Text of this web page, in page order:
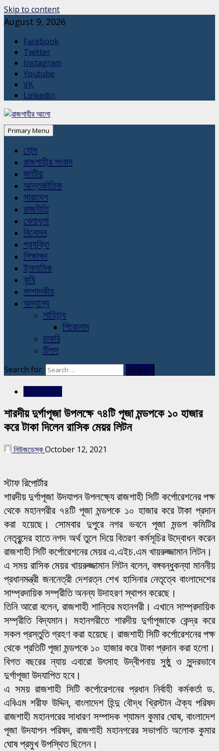
Skip to content
August 9, 2026
Facebook
Twitter
Instagram
Youtube
VK
LinkedIn
Primary Menu
হোম
রাজশাহীর সংবাদ
জাতীয়
আন্তর্জাতিক
সারাদেশ
রাজনীতি
খেলাধুলা
বিনোদন
প্রযুক্তি
শিক্ষাঙ্গন
ইসলামিক
কৃষি
সম্পাদকীয়
অন্যান্য
সাহিত্য
শিরোনাম
চাকরি
টিপস
Search for:
শারদীয় দুর্গাপূজা উপলক্ষে ৭৪টি পূজা মন্ডপকে ১০ হাজার
করে টাকা দিলেন রাসিক মেয়র লিটন
নিউজডেস্কOctober 12, 2021
স্টাফ রিপোর্টার
শারদীয় দুর্গাপূজা উদযাপন উপলক্ষ্যে রাজশাহী সিটি কর্পোরেশনের পক্ষ
থেকে মহানগরীর ৭৪টি পূজা মন্ডপকে ১০ হাজার করে টাকা প্রদান
করা হয়েছে। সোমবার দুপুরে নগর ভবনে পূজা মন্ডপ কমিটির
নেতৃবৃন্দের হাতে নগদ অর্থ তুলে দিয়ে বিতরণ কর্মসূচির উদ্বোধন করেন
রাজশাহী সিটি কর্পোরেশনের মেয়র এ.এইচ.এম খায়রুজ্জামান লিটন।
এ সময় রাসিক মেয়র খায়রুজ্জামান লিটন বলেন, বঙ্গবন্ধুকন্যা মাননীয়
প্রধানমন্ত্রী জননেত্রী দেশরত্ন শেখ হাসিনার নেতৃত্বে বাংলাদেশের
সাম্প্রদায়িক সম্প্রীতি অনন্য উদাহরণ স্থাপন করেছে।
তিনি আরো বলেন, রাজশাহী শান্তির মহানগরী। এখানে সাম্প্রদায়িক
সম্প্রীতি বিদ্যমান। মহানগরীতে শারদীয় দুর্গাপূজাকে কেন্দ্র করে
সকল প্রস্তুতি গ্রহণ করা হয়েছে। রাজশাহী সিটি কর্পোরেশনের পক্ষ
থেকে প্রতিটি পূজা মন্ডপকে ১০ হাজার করে টাকা প্রদান করা হলো।
বিগত বছরের ন্যায় এবারো উৎসাহ উদ্বীপনায় সুষ্ঠু ও সুন্দরভাবে
দুর্গাপূজা উদযাপিত হবে।
এ সময় রাজশাহী সিটি কর্পোরেশনের প্রধান নির্বাহী কর্মকর্তা ড.
এবিএম শরীফ উদ্দিন, বাংলাদেশ হিন্দু বৌদ্ধ খ্রিস্টান ঐক্য পরিষদ
রাজশাহী মহানগরের সাধারণ সম্পাদক শ্যামল কুমার ঘোষ, বাংলাদেশ
পূজা উদযাপন পরিষদ, রাজশাহী মহানগরের সভাপতি অলোক কুমার
ঘোষ প্রমুখ উপস্থিত ছিলেন।